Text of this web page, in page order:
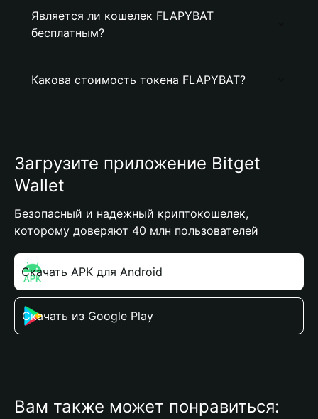
Является ли кошелек FLAPYBAT
бесплатным?
Какова стоимость токена FLAPYBAT?
Загрузите приложение Bitget
Wallet
Безопасный и надежный криптокошелек,
которому доверяют 40 млн пользователей
Скачать APK для Android
Скачать из Google Play
Вам также может понравиться: